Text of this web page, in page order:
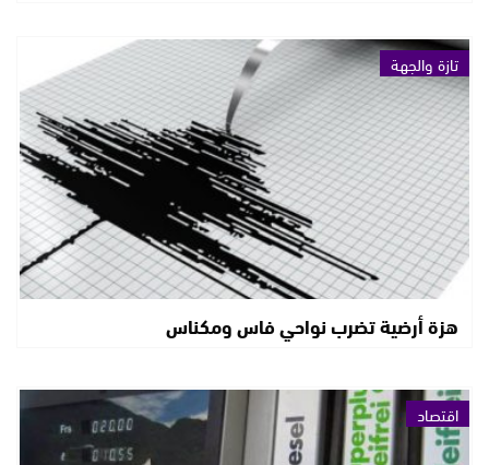
تازة والجهة
هزة أرضية تضرب نواحي فاس ومكناس
اقتصاد